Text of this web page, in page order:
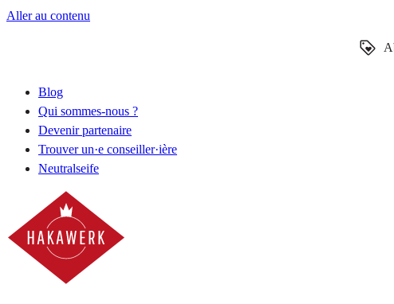
Aller au contenu
Blog
Qui sommes-nous ?
Devenir partenaire
Trouver un·e conseiller·ière
Neutralseife